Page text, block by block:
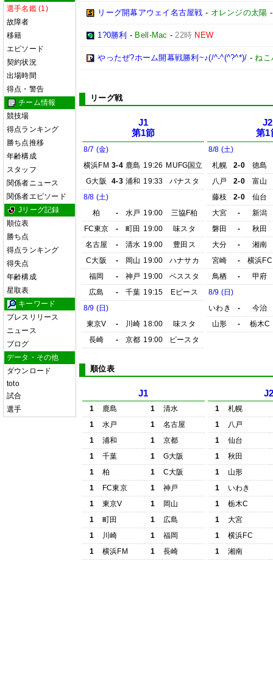
選手名鑑 (1)
故障者
移籍
エピソード
契約状況
出場時間
得点・警告
チーム情報
競技場
得点ランキング
勝ち点推移
年齢構成
スタッフ
関係者ニュース
関係者エピソード
Jリーグ記録
順位表
勝ち点
得点ランキング
得失点
年齢構成
星取表
キーワード
プレスリリース
ニュース
ブログ
データ・その他
ダウンロード
toto
試合
選手
リーグ開幕アウェイ名古屋戦 - オレンジの太陽
1?0勝利 - Bell-Mac -22時 NEW
やったぜ?ホーム開幕戦勝利~♪(/^-^(^?^*)/ -ねこ
リーグ戦
J1
第1節
8/7 (金)
横浜FM 3-4 鹿島 19:26 MUFG国立
G大阪
4-3 浦和 19:33
パナスタ
8/8 (土)
柏
- 水戸 19:00
三協F柏
FC東京
- 町田 19:00
味スタ
名古屋
- 清水 19:00
豊田ス
C大阪
- 岡山 19:00
ハナサカ
福岡
- 神戸 19:00
ベススタ
広島
- 千葉 19:15
Eピース
8/9 (日)
東京V
- 川崎 18:00
味スタ
長崎
- 京都 19:00 ピースタ
J2
第1
8/8 (土)
札幌
2-0
徳島
八戸
2-0
富山
藤枝
2-0
仙台
大宮
-
新潟
磐田
-
秋田
大分
-
湘南
宮崎
-
横浜FC
鳥栖
-
甲府
8/9 (日)
いわき
-
今治
山形
- 栃木C
順位表
J1
1 鹿島 1
清水
1
水戸 1
名古屋
1
浦和 1
京都
1
千葉 1
G大阪
1
柏 1
C大阪
1
FC東京 1
神戸
1
東京V 1
岡山
1
町田 1
広島
1
川崎 1
福岡
1
横浜FM 1 長崎
1
札幌
1
八戸
1
仙台
1
秋田
1
山形
1
いわき
1
栃木C
1
大宮
1
横浜FC
1
湘南